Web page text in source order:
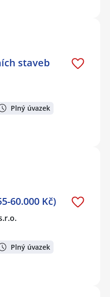
staveb
Plný úvazek
60.000 Kč)
Plný úvazek